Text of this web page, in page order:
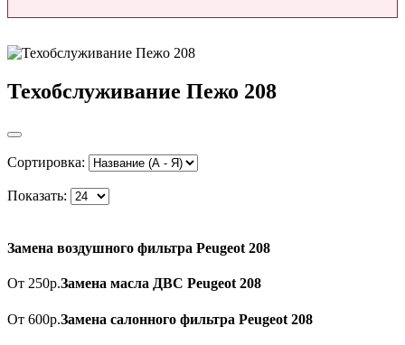
Техобслуживание Пежо 208
Сортировка:
Показать:
Замена воздушного фильтра Peugeot 208
От 250р.Замена масла ДВС Peugeot 208
От 600р.Замена салонного фильтра Peugeot 208